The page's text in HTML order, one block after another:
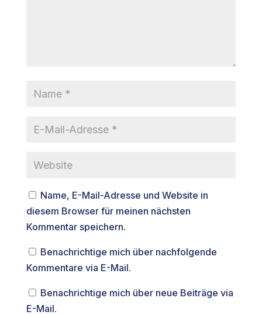
Name, E-Mail-Adresse und Website in
diesem Browser für meinen nächsten
Kommentar speichern.
Benachrichtige mich über nachfolgende
Kommentare via E-Mail.
Benachrichtige mich über neue Beiträge via
E-Mail.